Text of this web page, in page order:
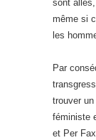
sont
même si
les
Par
trouver
féministe
et Per